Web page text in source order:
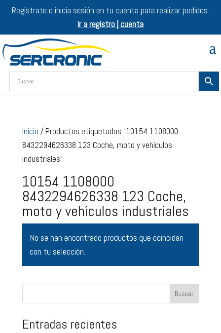
Regístrate o inicia sesión en tu cuenta para realizar pedidos.
Ir a registro | cuenta
Inicio / Productos etiquetados “10154 1108000
8432294626338 123 Coche, moto y vehículos
industriales”
10154 1108000
8432294626338 123 Coche,
moto y vehículos industriales
No se han encontrado productos que coincidan
con tu selección.
Buscar
Entradas recientes